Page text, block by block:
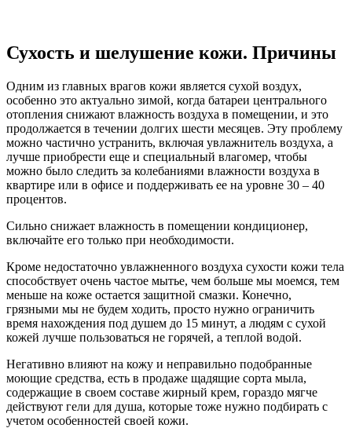
Сухость и шелушение кожи. Причины
Одним из главных врагов кожи является сухой воздух,
особенно это актуально зимой, когда батареи центрального
отопления снижают влажность воздуха в помещении, и это
продолжается в течении долгих шести месяцев. Эту проблему
можно частично устранить, включая увлажнитель воздуха, а
лучше приобрести еще и специальный влагомер, чтобы
можно было следить за колебаниями влажности воздуха в
квартире или в офисе и поддерживать ее на уровне 30 – 40
процентов.
Сильно снижает влажность в помещении кондиционер,
включайте его только при необходимости.
Кроме недостаточно увлажненного воздуха сухости кожи тела
способствует очень частое мытье, чем больше мы моемся, тем
меньше на коже остается защитной смазки. Конечно,
грязными мы не будем ходить, просто нужно ограничить
время нахождения под душем до 15 минут, а людям с сухой
кожей лучше пользоваться не горячей, а теплой водой.
Негативно влияют на кожу и неправильно подобранные
моющие средства, есть в продаже щадящие сорта мыла,
содержащие в своем составе жирный крем, гораздо мягче
действуют гели для душа, которые тоже нужно подбирать с
учетом особенностей своей кожи.